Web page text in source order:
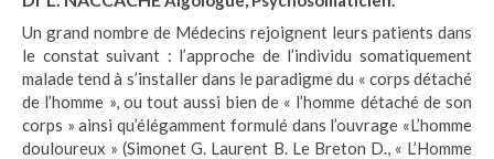
Un grand nombre de Médecins rejoignent leurs patients dans
le constat suivant : l’approche de l’individu somatiquement
malade tend à s’installer dans le paradigme du « corps détaché
de l’homme », ou tout aussi bien de « l’homme détaché de son
corps » ainsi qu’élégamment formulé dans l’ouvrage «L’homme
douloureux » (Simonet G. Laurent B. Le Breton D., « L’Homme